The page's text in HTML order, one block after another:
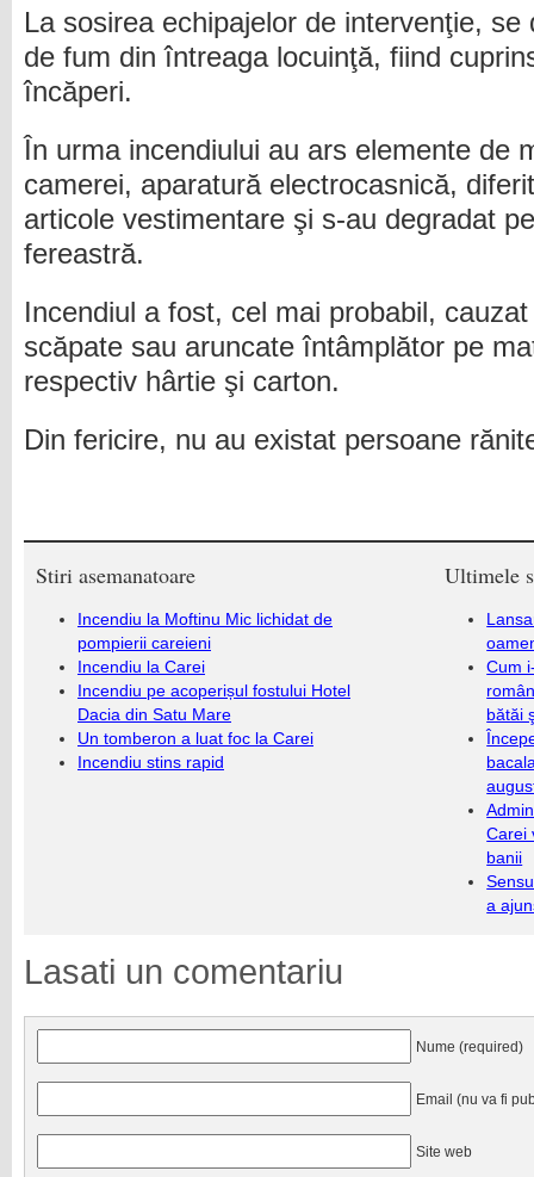
La sosirea echipajelor de intervenţie,
de fum din întreaga locuinţă, fiind
încăperi.
În urma incendiului au ars elemente de
camerei, aparatură electrocasnică,
articole vestimentare şi s-au degradat
fereastră.
Incendiul a fost, cel mai probabil,
scăpate sau aruncate întâmplător pe
respectiv hârtie şi carton.
Din fericire, nu au existat persoane
Stiri asemanatoare
Incendiu la Moftinu Mic lichidat de
pompierii careieni
Incendiu la Carei
Incendiu pe acoperișul fostului Hotel
Dacia din Satu Mare
Un tomberon a luat foc la Carei
Incendiu stins rapid
Ultimele
Cum
bătăi
Carei
banii
a
Lasati un comentariu
Nume (required)
Email (nu va fi
Site web